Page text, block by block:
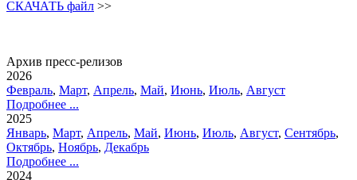
СКАЧАТЬ файл >>
Архив пресс-релизов
2026
Февраль, Март, Апрель, Май, Июнь, Июль, Август
Подробнее ...
2025
Январь, Март, Апрель, Май, Июнь, Июль, Август, Сентябрь,
Октябрь, Ноябрь, Декабрь
Подробнее ...
2024